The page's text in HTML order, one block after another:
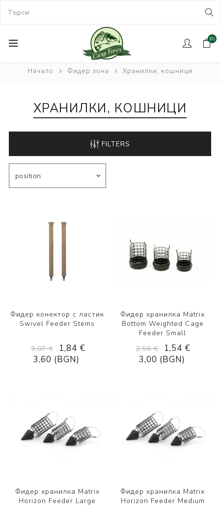
(0)
Начало Фидер зона Хранилки, кошници
ХРАНИЛКИ, КОШНИЦИ
FILTERS
Фидер конектор с ластик
Swivel Feeder Stems
3,07 €
1,84 €
3,60 (BGN)
Фидер хранилка Matrix
Bottom Weighted Cage
Feeder Small
2,56 €
1,54 €
3,00 (BGN)
Фидер хранилка Matrix
Horizon Feeder Large
Фидер хранилка Matrix
Horizon Feeder Medium